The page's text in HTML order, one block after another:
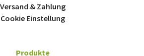
Versand & Zahlung
Cookie Einstellung
Produkte